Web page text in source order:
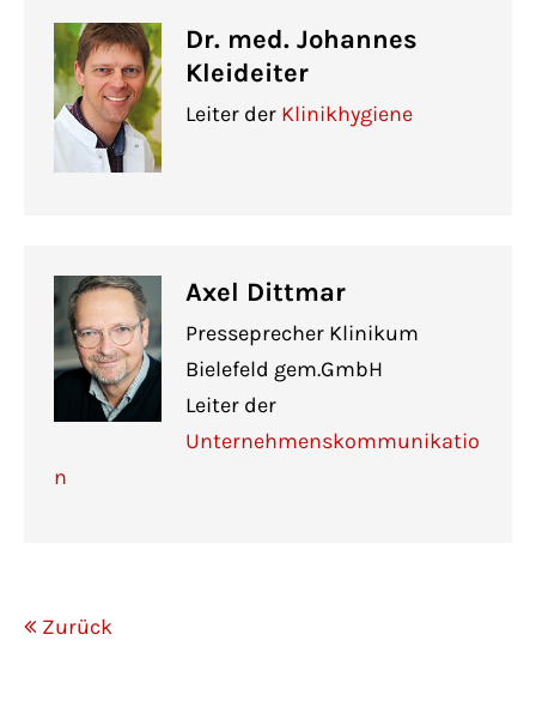
Dr. med. Johannes
Kleideiter
Leiter der Klinikhygiene
Axel Dittmar
Presseprecher Klinikum
Bielefeld gem.GmbH
Leiter der
Unternehmenskommunikatio
n
Zurück